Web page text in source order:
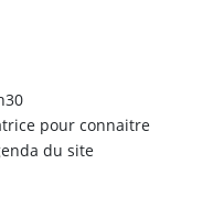
pour connaitre
du site